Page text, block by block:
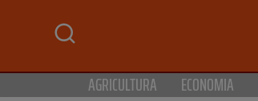
AGRICULTURA ECONOMIA